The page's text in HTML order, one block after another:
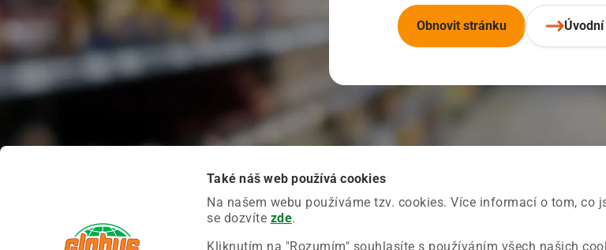
Také náš web používá cookies
Na našem webu používáme tzv. cookies. Více informací o tom, co
se dozvíte zde.
Kliknutím na "Rozumím" souhlasíte s používáním všech našich
Obnovit stránku